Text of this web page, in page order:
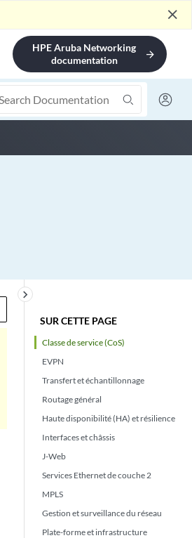
close
HPE Aruba Networking
documentation
arrow_forward
SUR CETTE PAGE
Classe de service (CoS)
EVPN
Transfert et échantillonnage
Routage général
Haute disponibilité (HA) et résilience
Interfaces et châssis
J-Web
Services Ethernet de couche 2
MPLS
Gestion et surveillance du réseau
Plate-forme et infrastructure
keyboard_arrow_right